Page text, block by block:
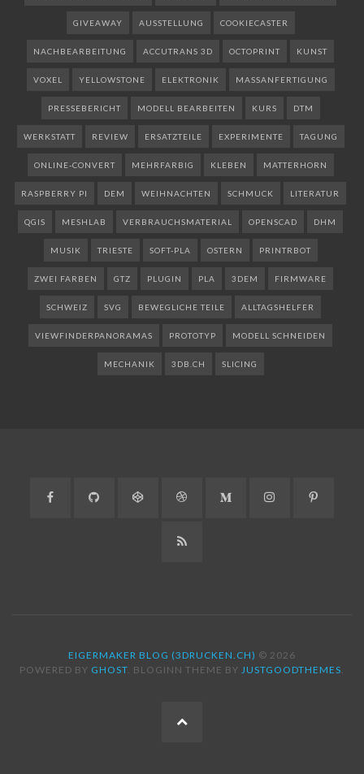
GIVEAWAY AUSSTELLUNG COOKIECASTER
NACHBEARBEITUNG ACCUTRANS 3D OCTOPRINT KUNST
VOXEL YELLOWSTONE ELEKTRONIK MASSANFERTIGUNG
PRESSEBERICHT MODELL BEARBEITEN KURS DTM
WERKSTATT REVIEW ERSATZTEILE EXPERIMENTE TAGUNG
ONLINE-CONVERT MEHRFARBIG KLEBEN MATTERHORN
RASPBERRY PI DEM WEIHNACHTEN SCHMUCK LITERATUR
QGIS MESHLAB VERBRAUCHSMATERIAL OPENSCAD DHM
MUSIK TRIESTE SOFT-PLA OSTERN PRINTRBOT
ZWEI FARBEN GTZ PLUGIN PLA 3DEM FIRMWARE
SCHWEIZ SVG BEWEGLICHE TEILE ALLTAGSHELFER
VIEWFINDERPANORAMAS PROTOTYP MODELL SCHNEIDEN
MECHANIK 3DB.CH SLICING
Facebook GitHub CodePen DribbbleMedium Instagram
RSS
EIGERMAKER BLOG (3DRUCKEN.CH) © 2026
POWERED BY GHOST . BLOGINN THEME BY JUSTGOODTHEMES